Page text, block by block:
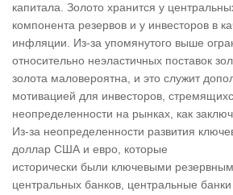
капитала. Золото хранится у
компонента резервов и у инвесторов в
инфляции. Из-за упомянутого выше
относительно неэластичных поставок
золота маловероятна, и это служит
мотивацией для инвесторов,
неопределенности на рынках, как
Из-за неопределенности развития
доллар США и евро, которые
исторически были ключевыми
центральных банков, центральные